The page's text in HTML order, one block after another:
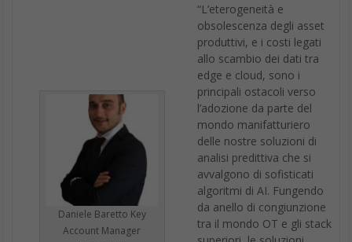
Daniele Baretto Key
Account Manager
“L’eterogeneità e
obsolescenza degli asset
produttivi, e i costi legati
allo scambio dei dati tra
edge e cloud, sono i
principali ostacoli verso
l’adozione da parte del
mondo manifatturiero
delle nostre soluzioni di
analisi predittiva che si
avvalgono di sofisticati
algoritmi di AI. Fungendo
da anello di congiunzione
tra il mondo OT e gli stack